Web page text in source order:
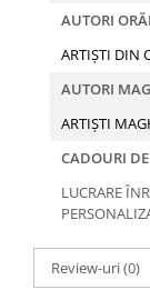
AUTORI
ARTIȘTI DIN
AUTORI
ARTIȘTI
CADOURI
LUCRARE
Review-uri(0)